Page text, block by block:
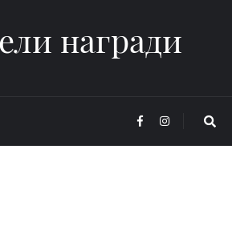
награди